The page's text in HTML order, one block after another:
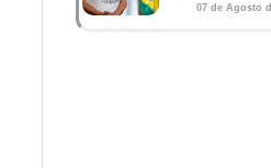
07 de Agosto